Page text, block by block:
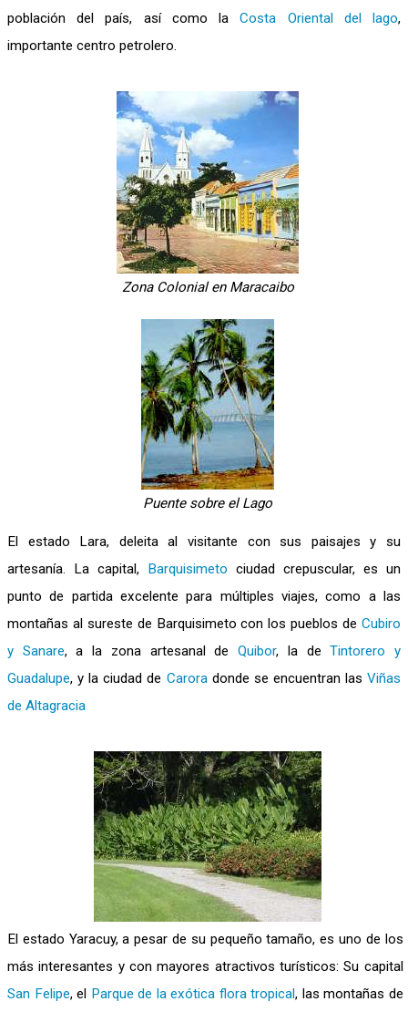
población del país, así como laCosta Oriental del lago,
importante centro petrolero.
Zona Colonial en Maracaibo
Puente sobre el Lago
El estado Lara, deleita al visitante con sus paisajes y su
artesanía. La capital, Barquisimeto ciudad crepuscular, es un
punto de partida excelente para múltiples viajes, como a las
montañas al sureste de Barquisimeto con los pueblos de Cubiro
y Sanare, a la zona artesanal deQuibor, la deTintorero y
Guadalupe, y la ciudad de Caroradonde se encuentran las Viñas
de Altagracia
El estado Yaracuy, a pesar de su pequeño tamaño, es uno de los
más interesantes y con mayores atractivos turísticos: Su capital
San Felipe, el Parque de la exótica flora tropical, las montañas de